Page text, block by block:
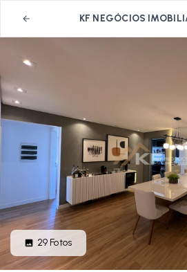
KF NEGÓCIOS
29 Fotos